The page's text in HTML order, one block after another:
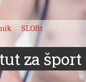
SLOfit
za šport